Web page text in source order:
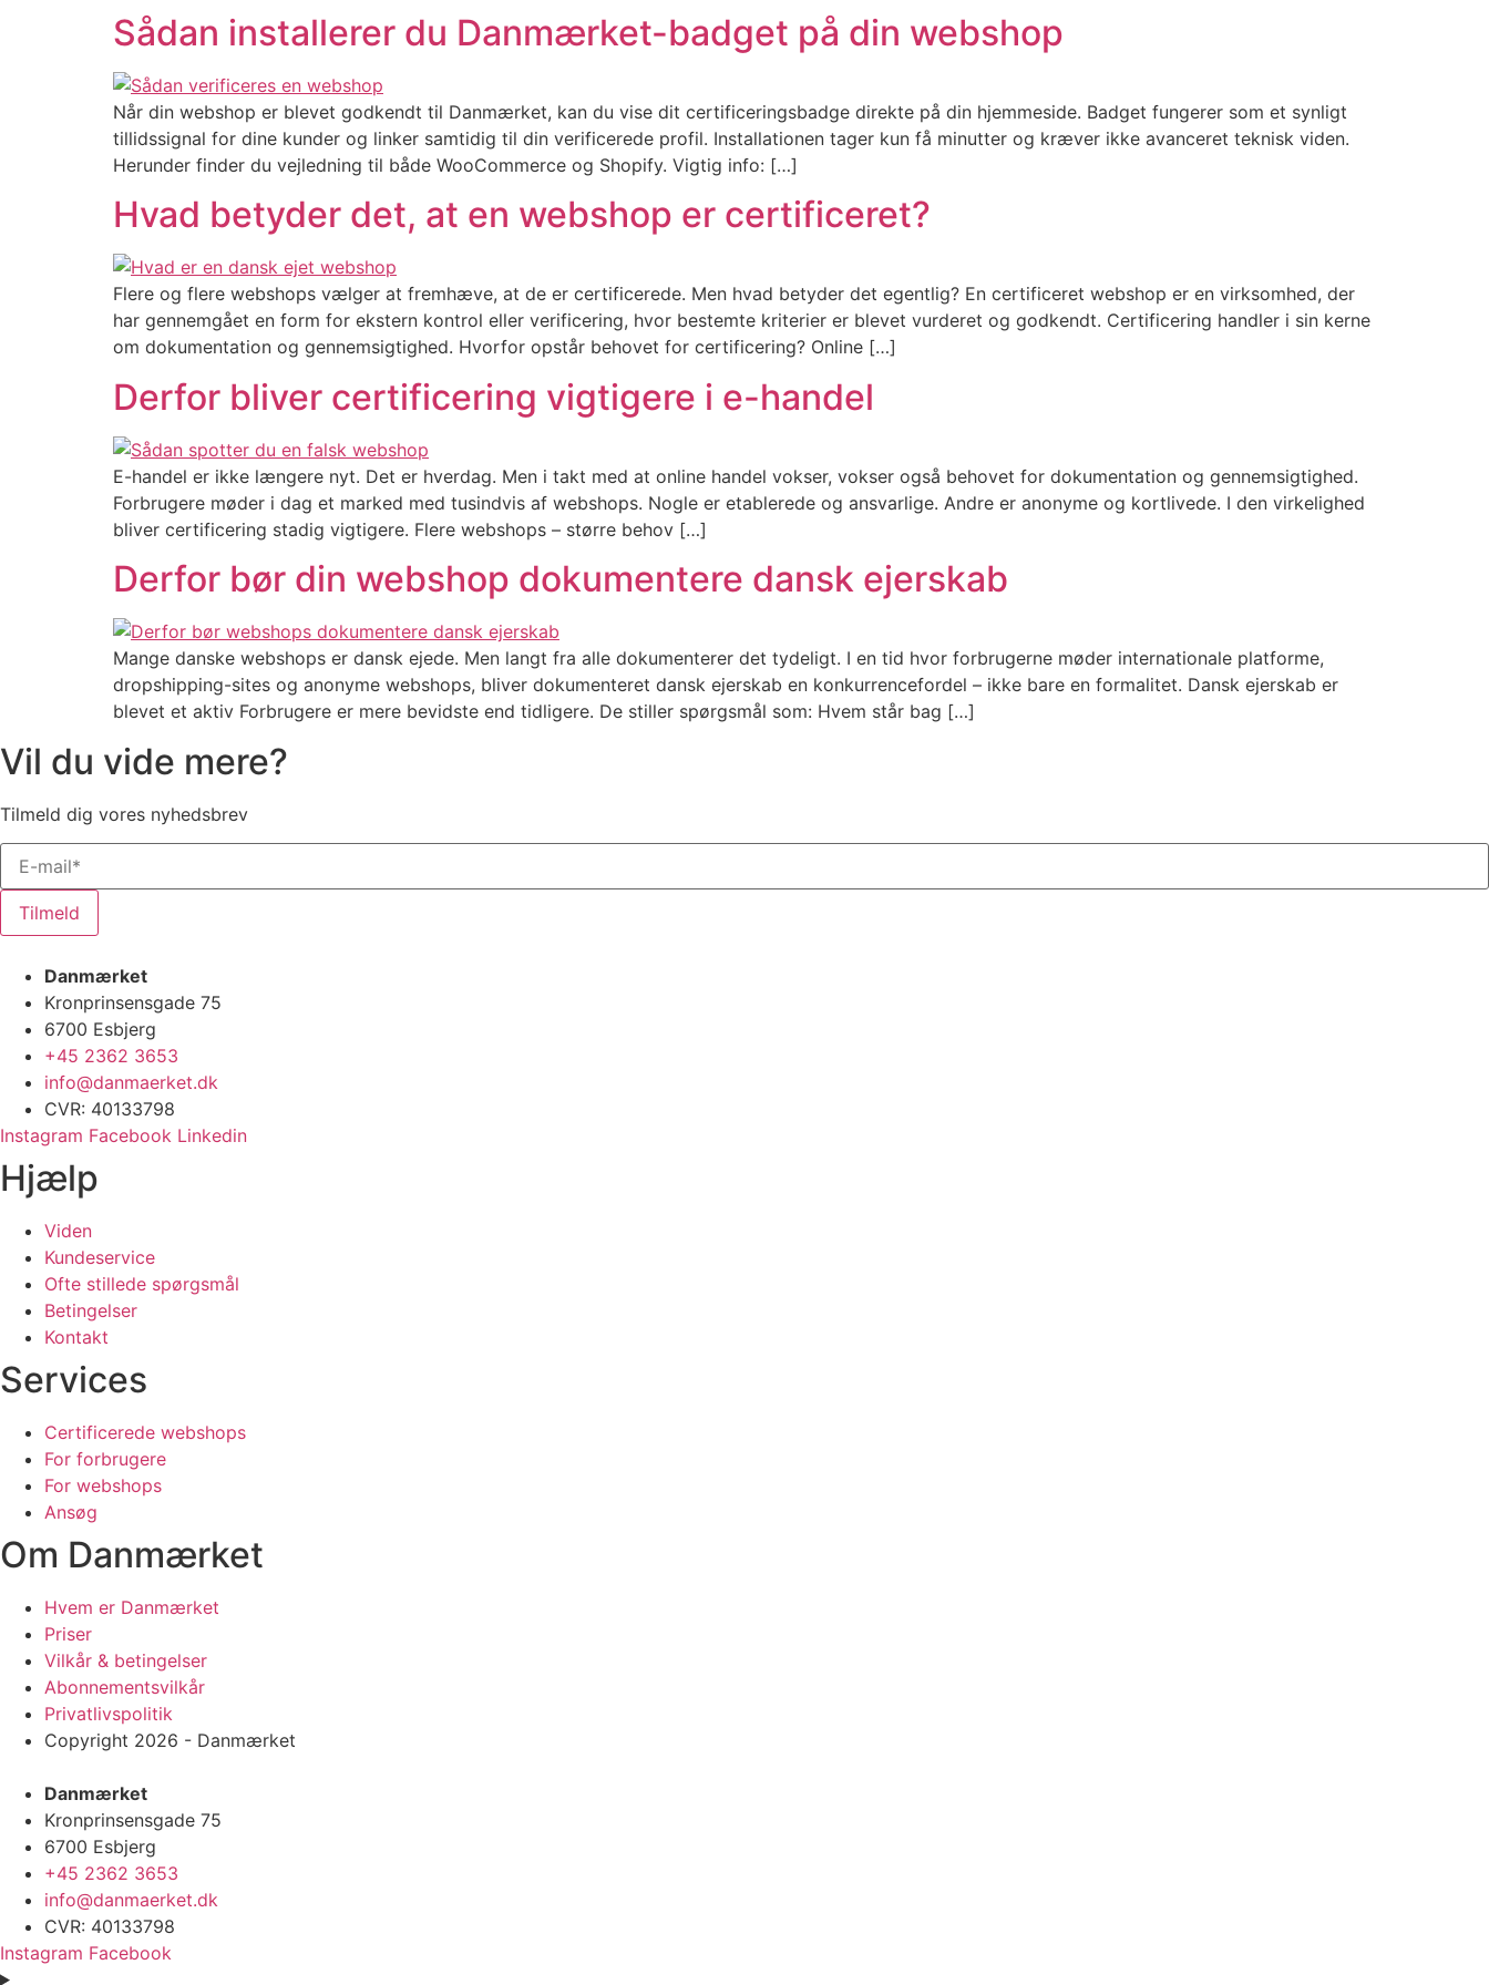
Sådan installerer du Danmærket-badget på din webshop
Når din webshop er blevet godkendt til Danmærket, kan du vise dit certificeringsbadge direkte på din hjemmeside. Badget fungerer som et synligt
tillidssignal for dine kunder og linker samtidig til din verificerede profil. Installationen tager kun få minutter og kræver ikke avanceret teknisk viden.
Herunder finder du vejledning til både WooCommerce og Shopify. Vigtig info: […]
Hvad betyder det, at en webshop er certificeret?
Flere og flere webshops vælger at fremhæve, at de er certificerede. Men hvad betyder det egentlig? En certificeret webshop er en virksomhed, der
har gennemgået en form for ekstern kontrol eller verificering, hvor bestemte kriterier er blevet vurderet og godkendt. Certificering handler i sin kerne
om dokumentation og gennemsigtighed. Hvorfor opstår behovet for certificering? Online […]
Derfor bliver certificering vigtigere i e-handel
E-handel er ikke længere nyt. Det er hverdag. Men i takt med at online handel vokser, vokser også behovet for dokumentation og gennemsigtighed.
Forbrugere møder i dag et marked med tusindvis af webshops. Nogle er etablerede og ansvarlige. Andre er anonyme og kortlivede. I den virkelighed
bliver certificering stadig vigtigere. Flere webshops – større behov […]
Derfor bør din webshop dokumentere dansk ejerskab
Mange danske webshops er dansk ejede. Men langt fra alle dokumenterer det tydeligt. I en tid hvor forbrugerne møder internationale platforme,
dropshipping-sites og anonyme webshops, bliver dokumenteret dansk ejerskab en konkurrencefordel – ikke bare en formalitet. Dansk ejerskab er
blevet et aktiv Forbrugere er mere bevidste end tidligere. De stiller spørgsmål som: Hvem står bag […]
Vil du vide mere?
Tilmeld dig vores nyhedsbrev
Tilmeld
Danmærket
Kronprinsensgade 75
6700 Esbjerg
+45 2362 3653
info@danmaerket.dk
CVR: 40133798
Instagram Facebook Linkedin
Hjælp
Viden
Kundeservice
Ofte stillede spørgsmål
Betingelser
Kontakt
Services
Certificerede webshops
For forbrugere
For webshops
Ansøg
Om Danmærket
Hvem er Danmærket
Priser
Vilkår & betingelser
Abonnementsvilkår
Privatlivspolitik
Copyright 2026 - Danmærket
Danmærket
Kronprinsensgade 75
6700 Esbjerg
+45 2362 3653
info@danmaerket.dk
CVR: 40133798
Instagram Facebook